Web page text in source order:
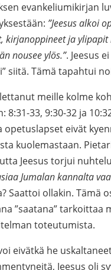
evankeliumikirjan
”Jeesus alkoi
kirjanoppineet ja
nousee ylös.”. Jeesus
siitä. Tämä tapahtui
meille kolme
8:31-33, 9:30-32 ja
opetuslapset eivät
kuolemastaan.
Jeesus torjui
Jumalan kannalta
Saattoi ollakin. Tämä
”saatana” tarkoittaa
toteutumista.
eivätkä he
Jeesus oli